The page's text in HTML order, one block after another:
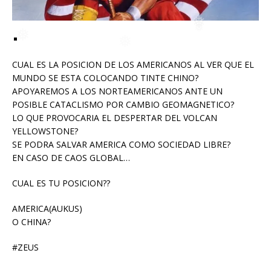
CUAL ES LA POSICION DE LOS AMERICANOS AL VER QUE EL
MUNDO SE ESTA COLOCANDO TINTE CHINO?
APOYAREMOS A LOS NORTEAMERICANOS ANTE UN
POSIBLE CATACLISMO POR CAMBIO GEOMAGNETICO?
LO QUE PROVOCARIA EL DESPERTAR DEL VOLCAN
YELLOWSTONE?
SE PODRA SALVAR AMERICA COMO SOCIEDAD LIBRE?
EN CASO DE CAOS GLOBAL…
CUAL ES TU POSICION??
AMERICA(AUKUS)
O CHINA?
#ZEUS